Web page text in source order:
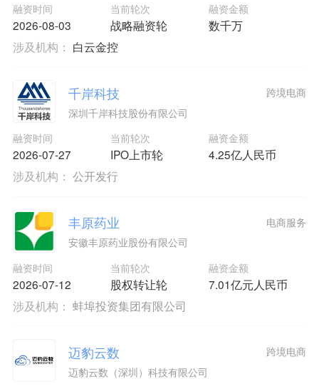
融资时间
2026-08-03
当前轮次
战略融资轮
融资金额
数千万
涉及机构： 白云金控
千岸科技
深圳千岸科技股份有限公司
融资时间
2026-07-27
当前轮次
IPO上市轮
融资金额
4.25亿人民币
跨境电商
涉及机构： 公开发行
丰原药业
安徽丰原药业股份有限公司
融资时间
2026-07-12
当前轮次
股权转让轮
融资金额
7.01亿元人民币
电商服务
涉及机构： 蚌埠投资集团有限公司
迈豹云数
迈豹云数（深圳）科技有限公司
跨境电商